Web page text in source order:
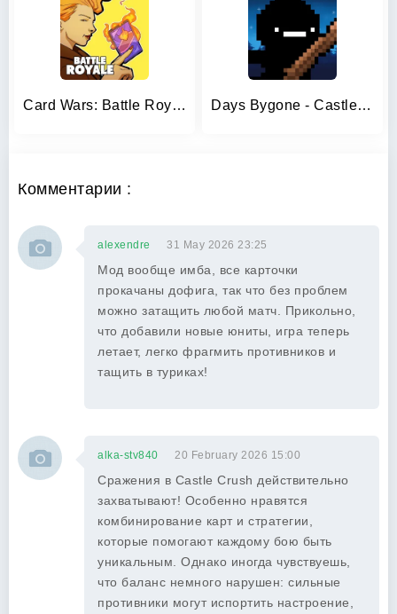
Card Wars: Battle Royale CCG Days Bygone - Castle Defender
Комментарии :
alexendre 31 May 2026 23:25
Мод вообще имба, все карточки
прокачаны дофига, так что без проблем
можно затащить любой матч. Прикольно,
что добавили новые юниты, игра теперь
летает, легко фрагмить противников и
тащить в туриках!
alka-stv840 20 February 2026 15:00
Сражения в Castle Crush действительно
захватывают! Особенно нравятся
комбинирование карт и стратегии,
которые помогают каждому бою быть
уникальным. Однако иногда чувствуешь,
что баланс немного нарушен: сильные
противники могут испортить настроение,